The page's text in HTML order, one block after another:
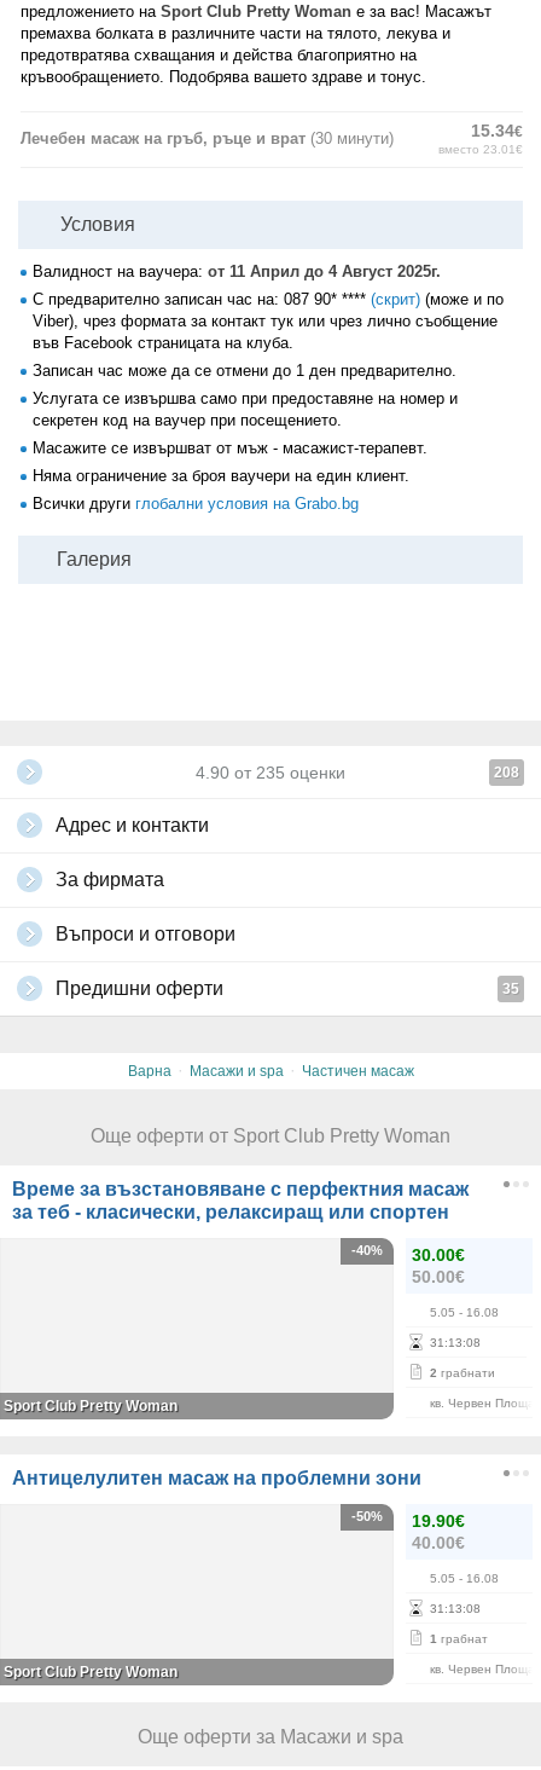
предложението на Sport Club Pretty Woman е за вас! Масажът
премахва болката в различните части на тялото, лекува и
предотвратява схващания и действа благоприятно на
кръвообращението. Подобрява вашето здраве и тонус.
Лечебен масаж на гръб, ръце и врат (30 минути) 15.34€
вместо 23.01€
Условия
Валидност на ваучера: от 11 Април до 4 Август 2025г.
С предварително записан час на: 087 90* **** (скрит) (може и по
Viber), чрез формата за контакт тук или чрез лично съобщение
във Facebook страницата на клуба.
Записан час може да се отмени до 1 ден предварително.
Услугата се извършва само при предоставяне на номер и
секретен код на ваучер при посещението.
Масажите се извършват от мъж - масажист-терапевт.
Няма ограничение за броя ваучери на един клиент.
Всички други глобални условия на Grabo.bg
Галерия
4.90 от 235 оценки 208
Адрес и контакти
За фирмата
Въпроси и отговори
Предишни оферти 35
Варна · Масажи и spa · Частичен масаж
Още оферти от Sport Club Pretty Woman
Време за възстановяване с перфектния масаж
за теб - класически, релаксиращ или спортен
30.00€
50.00€
5.05 - 16.08
31 :13:08
2 грабнати
кв. Червен Площад
-40%
Sport Club Pretty Woman
Антицелулитен масаж на проблемни зони
19.90€
40.00€
5.05 - 16.08
31 :13:08
1 грабнат
кв. Червен Площад
-50%
Sport Club Pretty Woman
Още оферти за Масажи и spa